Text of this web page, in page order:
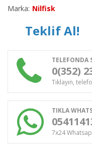
Marka: Nilfisk
Teklif Al!
TELEFONDA
0(352)
Tıklayın,
TIKLA
7x24